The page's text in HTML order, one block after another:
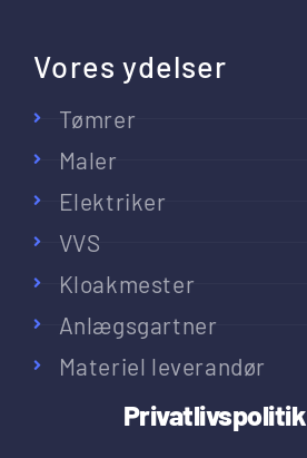
Vores ydelser
Tømrer
Maler
Elektriker
VVS
Kloakmester
Anlægsgartner
Materiel leverandør
Privatlivspolitik